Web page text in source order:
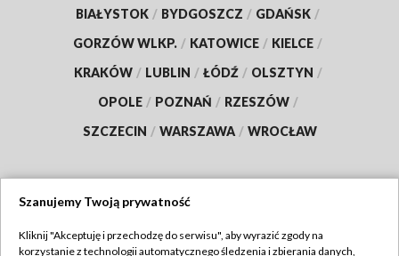
BIAŁYSTOK / BYDGOSZCZ / GDAŃSK /
GORZÓW WLKP. / KATOWICE / KIELCE /
KRAKÓW / LUBLIN / ŁÓDŹ / OLSZTYN /
OPOLE / POZNAŃ / RZESZÓW /
SZCZECIN / WARSZAWA / WROCŁAW
Szanujemy Twoją prywatność
Kliknij "Akceptuję i przechodzę do serwisu", aby wyrazić zgody na
korzystanie z technologii automatycznego śledzenia i zbierania danych,